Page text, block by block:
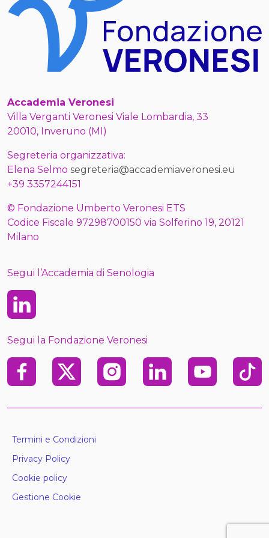
Accademia Veronesi
Villa Verganti Veronesi Viale Lombardia, 33
20010, Inveruno (MI)
Segreteria organizzativa:
Elena Selmo segreteria@accademiaveronesi.eu
+39 3357244151
© Fondazione Umberto Veronesi ETS
Codice Fiscale 97298700150 via Solferino 19, 20121
Milano
Segui l’Accademia di Senologia
Linkedin
Segui la Fondazione Veronesi
FacebookX InstagramLinkedin Youtube TikTok
Termini e Condizioni
Privacy Policy
Cookie policy
Gestione Cookie